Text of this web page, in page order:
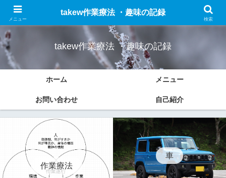
作業療法についての勉強したことのまとめと趣味(車、ドライブ、ブログなど)
takew作業療法 ・趣味の記録
ホーム メニュー
お問い合わせ 自己紹介
作業療法
車
メニュー
takew作業療法 ・趣味の記録
検索